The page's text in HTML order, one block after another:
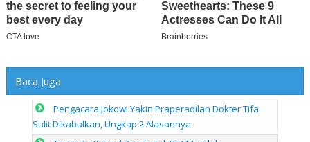
Baca Juga
Pengacara Jokowi Yakin Praperadilan Dokter Tifa
Sulit Dikabulkan, Ungkap 2 Alasannya